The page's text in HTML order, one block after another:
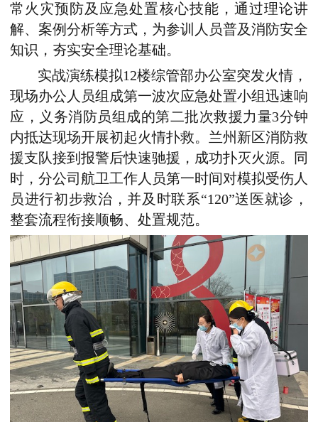
常火灾预防及应急处置核心技能，通过理论讲
解、案例分析等方式，为参训人员普及消防安全
知识，夯实安全理论基础。
实战演练模拟12楼综管部办公室突发火情，
现场办公人员组成第一波次应急处置小组迅速响
应，义务消防员组成的第二批次救援力量3分钟
内抵达现场开展初起火情扑救。兰州新区消防救
援支队接到报警后快速驰援，成功扑灭火源。同
时，分公司航卫工作人员第一时间对模拟受伤人
员进行初步救治，并及时联系“120”送医就诊，
整套流程衔接顺畅、处置规范。